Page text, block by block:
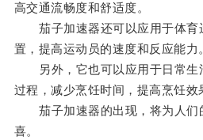
高交通流畅度和舒适度。
茄子加速器还可以应用于体育
置，提高运动员的速度和反应能力
另外，它也可以应用于日常生
过程，减少烹饪时间，提高烹饪效
茄子加速器的出现，将为人们
喜。